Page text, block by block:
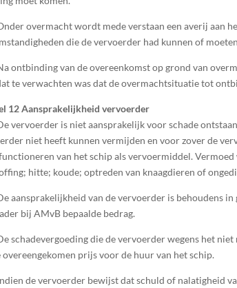
overmacht wordt mede verstaan een averij aan
die de vervoerder had kunnen of
ontbinding van de overeenkomst op grond van
te verwachten was dat de overmachtsituatie tot
12 Aansprakelijkheid vervoerder
vervoerder is niet aansprakelijk voor schade
niet heeft kunnen vermijden en voor zover de
van het schip als vervoermiddel.
hitte; koude; optreden van knaagdieren of
aansprakelijkheid van de vervoerder is behoudens
bij AMvB bepaalde bedrag.
schadevergoeding die de vervoerder wegens het
overeengekomen prijs voor de huur van het schip.
de vervoerder bewijst dat schuld of nalatigheid